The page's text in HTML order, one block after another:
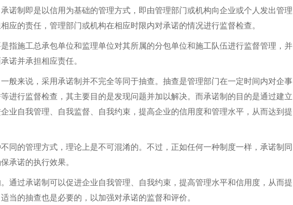
诺制即是以信用为基础的管理方式，即由管理部门或机构向企业或个人发出管理
应的责任，管理部门或机构在相应时限内对承诺的情况进行监督检查。
指施工总承包单位和监理单位对其所属的分包单位和施工队伍进行监督管理，并
诺并承担相应责任。
般来说，采用承诺制并不完全等同于抽查。抽查是管理部门在一定时间内对企事
进行监督检查，其主要目的是发现问题并加以解决。而承诺制的目的是通过建立
业自我管理、自我监督、自我约束，提高企业的信用度和管理水平，从而达到提
同的管理方式，理论上是不可混淆的。不过，正如任何一种制度一样，承诺制同
承诺的执行效果。
通过承诺制可以促进企业自我管理、自我约束，提高管理水平和信用度，从而提
当的抽查也是必要的，以加强对承诺的监督和评价。